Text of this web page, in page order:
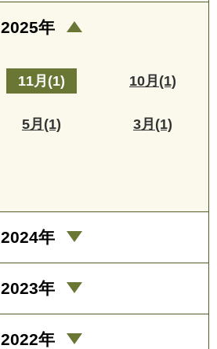
2025年
11月(1) 10月(1)
5月(1) 3月(1)
2024年
2023年
2022年